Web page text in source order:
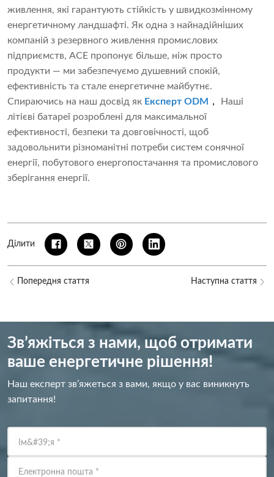
живлення, які гарантують стійкість у швидкозмінному
енергетичному ландшафті. Як одна з найнадійніших
компаній з резервного живлення промислових
підприємств, ACE пропонує більше, ніж просто
продукти — ми забезпечуємо душевний спокій,
ефективність та стале енергетичне майбутнє.
Спираючись на наш досвід як Експерт ODM ，
Наші
літієві батареї розроблені для максимальної
ефективності, безпеки та довговічності, щоб
задовольнити різноманітні потреби систем сонячної
енергії, побутового енергопостачання та промислового
зберігання енергії.
Ділити
Попередня стаття Наступна стаття
Зв’яжіться з нами, щоб отримати
ваше енергетичне рішення!
Наш експерт зв’яжеться з вами, якщо у вас виникнуть
запитання!
Ім&#39;я *
Електронна пошта *